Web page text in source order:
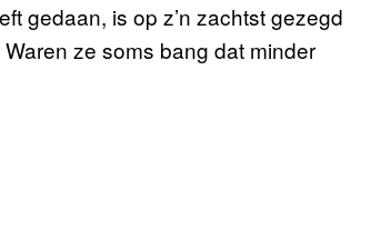
gedaan, is op z’n zachtst gezegd
Waren ze soms bang dat minder